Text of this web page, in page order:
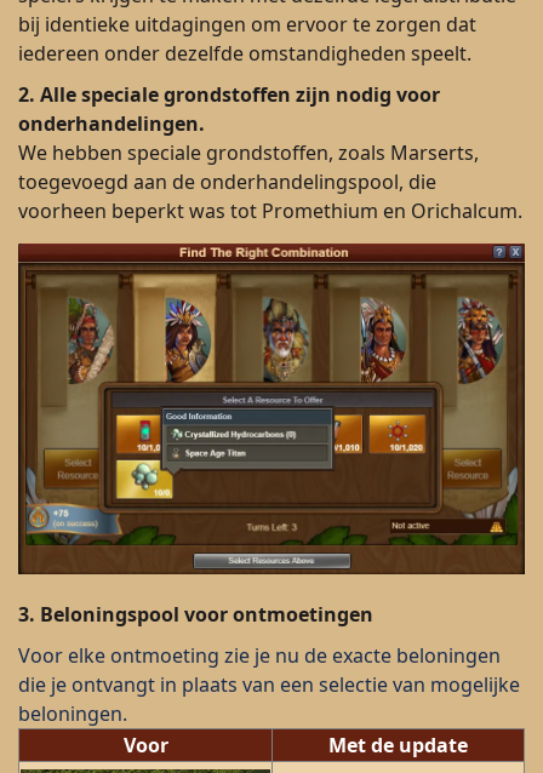
bij identieke uitdagingen om ervoor te zorgen dat
iedereen onder dezelfde omstandigheden speelt.
2. Alle speciale grondstoffen zijn nodig voor
onderhandelingen.
We hebben speciale grondstoffen, zoals Marserts,
toegevoegd aan de onderhandelingspool, die
voorheen beperkt was tot Promethium en Orichalcum.
3. Beloningspool voor ontmoetingen
Voor elke ontmoeting zie je nu de exacte beloningen
die je ontvangt in plaats van een selectie van mogelijke
beloningen.
Voor
Met de update